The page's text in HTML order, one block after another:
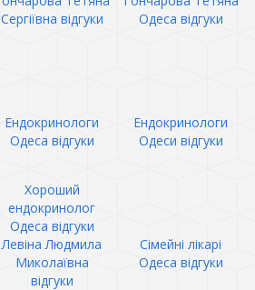
Сергіївна відгуки
Одеса відгуки
Ендокринологи
Одеса відгуки
Ендокринологи
Одеси відгуки
Хороший
ендокринолог
Одеса відгуки
Левіна Людмила
Миколаївна
відгуки
Сімейні лікарі
Одеса відгуки